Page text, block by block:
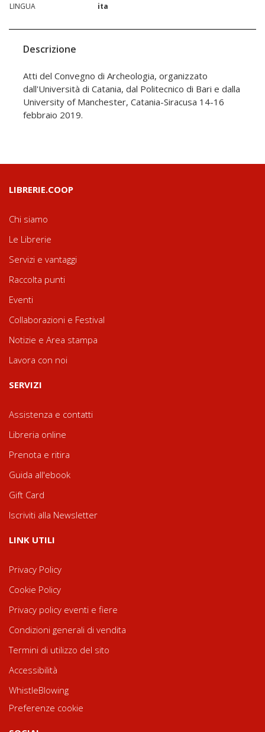
LINGUA
ita
Descrizione
Atti del Convegno di Archeologia, organizzato
dall'Università di Catania, dal Politecnico di Bari e dalla
University of Manchester, Catania-Siracusa 14-16
febbraio 2019.
LIBRERIE.COOP
Chi siamo
Le Librerie
Servizi e vantaggi
Raccolta punti
Eventi
Collaborazioni e Festival
Notizie e Area stampa
Lavora con noi
SERVIZI
Assistenza e contatti
Libreria online
Prenota e ritira
Guida all'ebook
Gift Card
Iscriviti alla Newsletter
LINK UTILI
Privacy Policy
Cookie Policy
Privacy policy eventi e fiere
Condizioni generali di vendita
Termini di utilizzo del sito
Accessibilità
WhistleBlowing
Preferenze cookie